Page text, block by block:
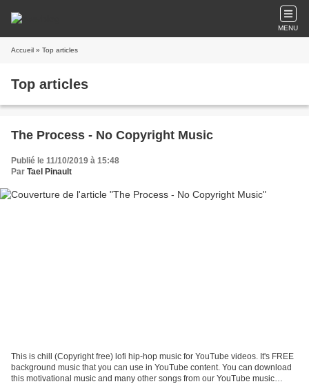
MENU
Accueil » Top articles
Top articles
The Process - No Copyright Music
Publié le 11/10/2019 à 15:48
Par Tael Pinault
This is chill (Copyright free) lofi hip-hop music for YouTube videos. It's FREE
background music that you can use in YouTube content. You can download
this motivational music and many other songs from our YouTube music